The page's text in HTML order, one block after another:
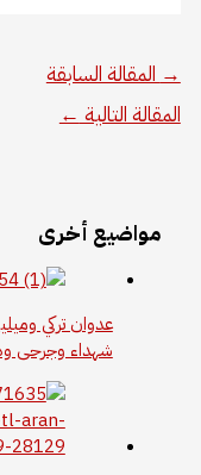
→ المقالة السابقة
المقالة التالية ←
مواضيع أخرى
عدوان تركي
شهداء وجرحى